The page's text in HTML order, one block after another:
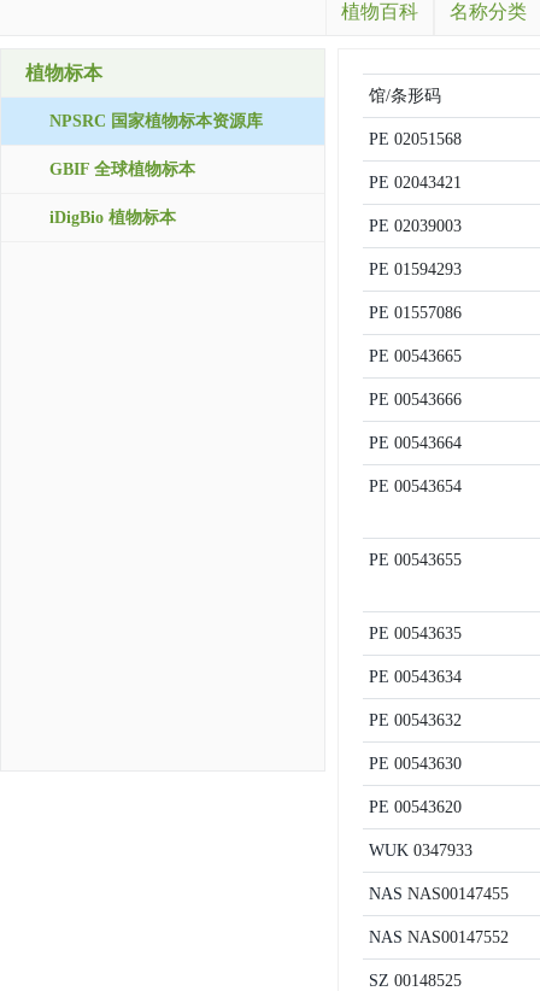
植物百科 名称分类
植物标本
NPSRC 国家植物标本资源库
GBIF 全球植物标本
iDigBio 植物标本
馆/条形码
PE 02051568
PE 02043421
PE 02039003
PE 01594293
PE 01557086
PE 00543665
PE 00543666
PE 00543664
PE 00543654
PE 00543655
PE 00543635
PE 00543634
PE 00543632
PE 00543630
PE 00543620
WUK 0347933
NAS NAS00147455
NAS NAS00147552
SZ 00148525